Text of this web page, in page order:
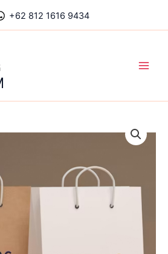
+62 812 1616 9434